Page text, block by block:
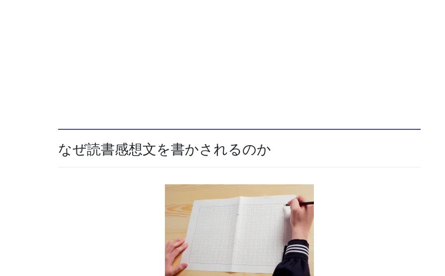
なぜ読書感想文を書かされるのか